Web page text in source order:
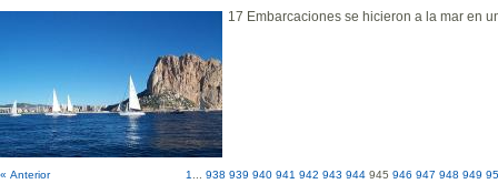
17 Embarcaciones se hicieron a la mar en
« Anterior 1... 938 939 940 941 942 943 944 945 946 947 948 949